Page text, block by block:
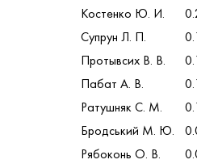
Костенко Ю. И.
Супрун Л. П.
Протывсих В. В.
Пабат А. В.
Ратушняк С. М.
Бродський М. Ю.
Рябоконь О. В.